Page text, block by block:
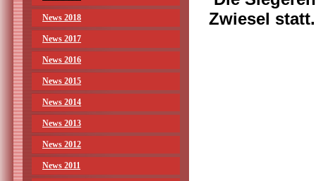
News 2018
News 2017
News 2016
News 2015
News 2014
News 2013
News 2012
News 2011
Zwiesel